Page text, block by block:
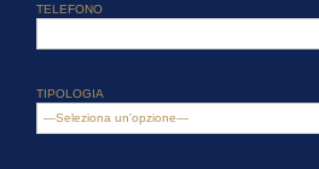
TELEFONO
TIPOLOGIA